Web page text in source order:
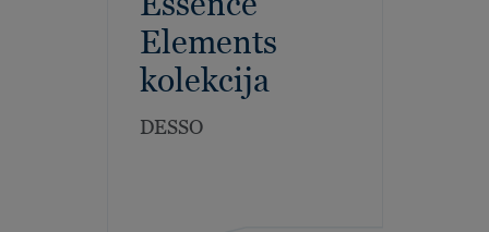
Elements
kolekcija
DESSO